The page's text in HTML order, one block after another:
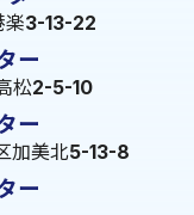
楽3-13-22
ー
松2-5-10
ー
加美北5-13-8
ー